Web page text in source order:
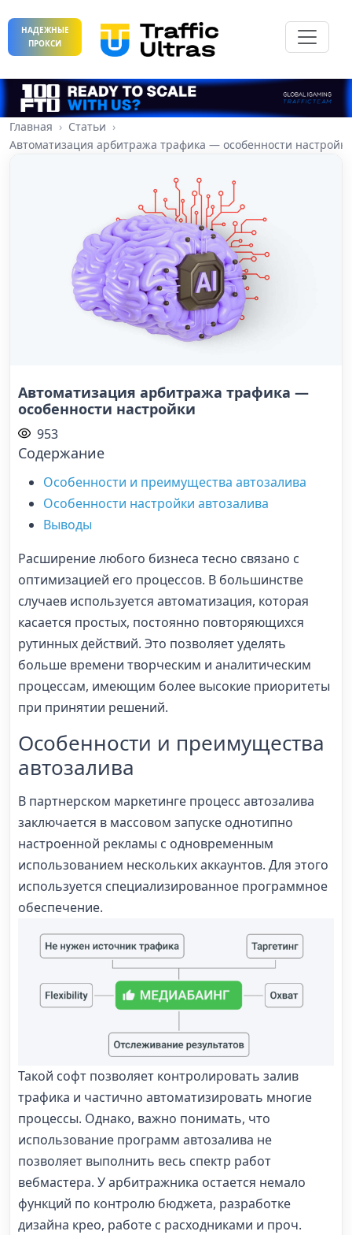
НАДЕЖНЫЕ
ПРОКСИ
Главная
Статьи
Автоматизация арбитража трафика — особенности настройки
Автоматизация арбитража трафика —
особенности настройки
953
Содержание
Особенности и преимущества автозалива
Особенности настройки автозалива
Выводы
Расширение любого бизнеса тесно связано с
оптимизацией его процессов. В большинстве
случаев используется автоматизация, которая
касается простых, постоянно повторяющихся
рутинных действий. Это позволяет уделять
больше времени творческим и аналитическим
процессам, имеющим более высокие приоритеты
при принятии решений.
Особенности и преимущества
автозалива
В партнерском маркетинге процесс автозалива
заключается в массовом запуске однотипно
настроенной рекламы с одновременным
использованием нескольких аккаунтов. Для этого
используется специализированное программное
обеспечение.
Такой софт позволяет контролировать залив
трафика и частично автоматизировать многие
процессы. Однако, важно понимать, что
использование программ автозалива не
позволяет выполнить весь спектр работ
вебмастера. У арбитражника остается немало
функций по контролю бюджета, разработке
дизайна крео, работе с расходниками и проч.